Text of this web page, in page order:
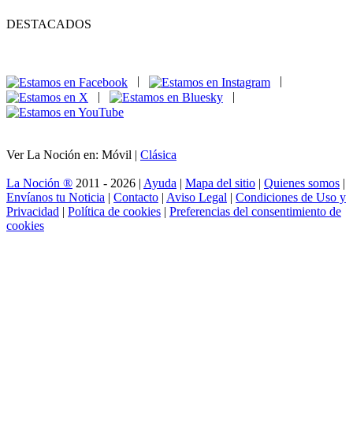
DESTACADOS
|
|
Ver La Noción en: Móvil | Clásica
La Noción ® 2011 - 2026 | Ayuda | Mapa del sitio | Quienes somos |
Envíanos tu Noticia | Contacto | Aviso Legal | Condiciones de Uso y
Privacidad | Política de cookies | Preferencias del consentimiento de
cookies